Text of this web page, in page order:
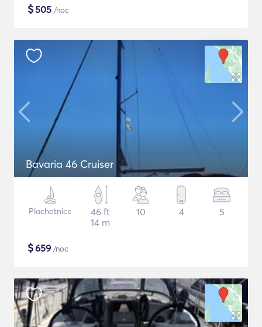
$505 /noc
Bavaria 46 Cruiser
Plachetnice
46 ft
14 m
10 4 5
$659 /noc